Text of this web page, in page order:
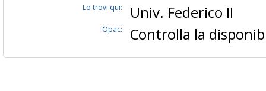
Lo trovi qui: Univ. Federico II
Opac: Controlla la